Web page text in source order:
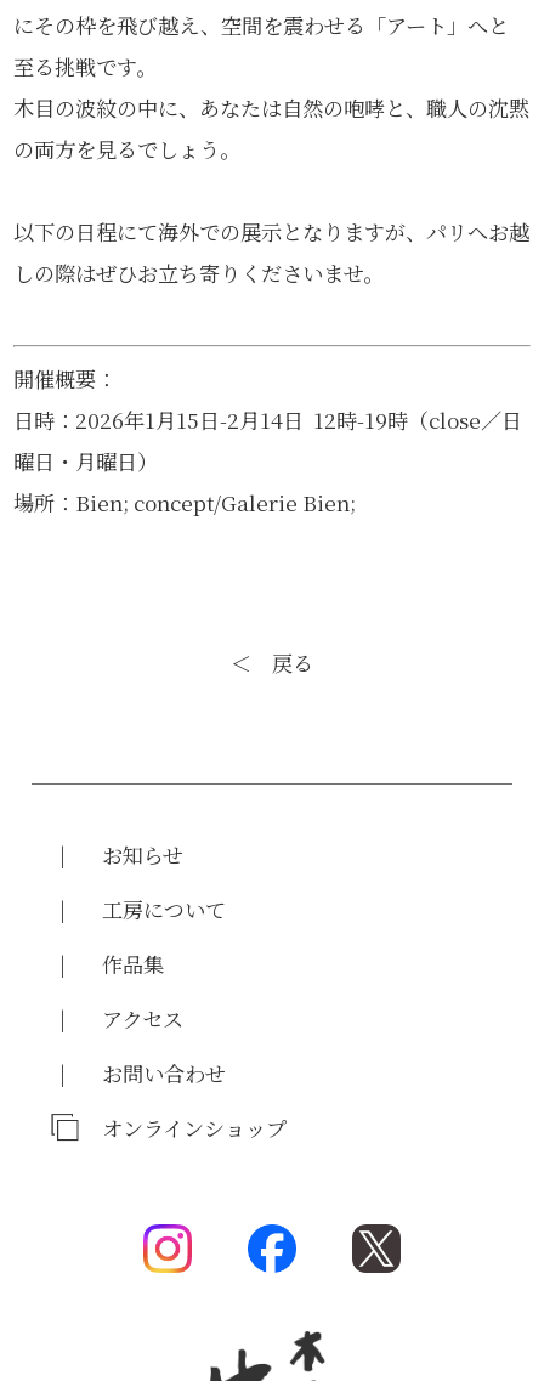
にその枠を飛び越え、空間を震わせる「アート」へと
至る挑戦です。
木目の波紋の中に、あなたは自然の咆哮と、職人の沈黙
の両方を見るでしょう。
以下の日程にて海外での展示となりますが、パリへお越
しの際はぜひお立ち寄りくださいませ。
開催概要：
日時：2026年1月15日-2月14日 12時-19時（close／日
曜日・月曜日）
場所：Bien; concept/Galerie Bien;
＜ 戻る
お知らせ
工房について
作品集
アクセス
お問い合わせ
オンラインショップ